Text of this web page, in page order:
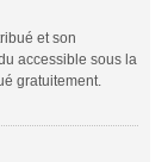
et son
accessible sous la
gratuitement.